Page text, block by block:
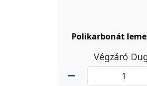
Polikarbonát
Végzáró